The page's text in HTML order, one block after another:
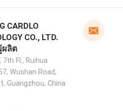
CARDLO
CO., LTD.
ผลิต
7th Fl., Ruihua
Wushan Road,
Guangzhou, China